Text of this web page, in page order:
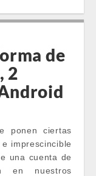
de
2
ponen ciertas
imprescincible
una cuenta de
en nuestros